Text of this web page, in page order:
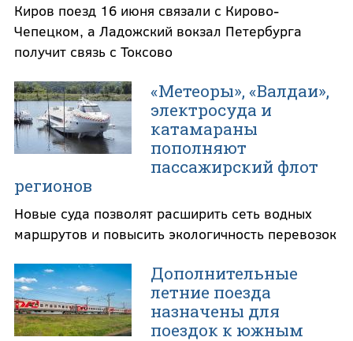
Киров поезд 16 июня связали с Кирово-
Чепецком, а Ладожский вокзал Петербурга
получит связь с Токсово
«Метеоры», «Валдаи»,
электросуда и
катамараны
пополняют
пассажирский флот
регионов
Новые суда позволят расширить сеть водных
маршрутов и повысить экологичность перевозок
Дополнительные
летние поезда
назначены для
поездок к южным